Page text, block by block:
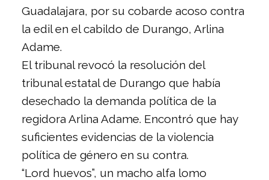
Guadalajara, por su cobarde acoso contra
la edil en el cabildo de Durango, Arlina
Adame.
El tribunal revocó la resolución del
tribunal estatal de Durango que había
desechado la demanda política de la
regidora Arlina Adame. Encontró que hay
suficientes evidencias de la violencia
política de género en su contra.
“Lord huevos”, un macho alfa lomo